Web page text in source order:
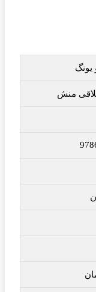
یونگ
منش